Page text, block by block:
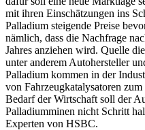
mit ihren Einschätzungen ins
Palladium steigende Preise
nämlich, dass die Nachfrage
Jahres anziehen wird. Quelle
unter anderem Autohersteller
Palladium kommen in der
von Fahrzeugkatalysatoren
Bedarf der Wirtschaft soll der
Palladiumminen nicht Schritt
Experten von HSBC.